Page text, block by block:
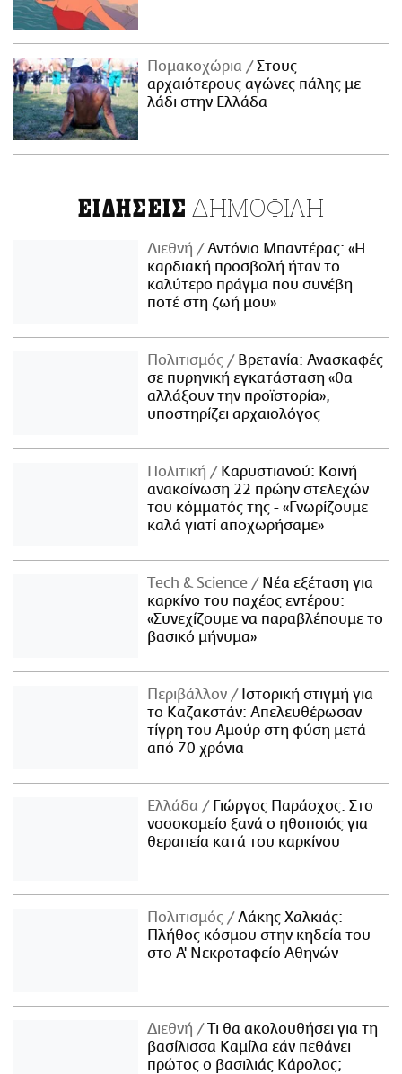
Πομακοχώρια
Στους
αρχαιότερους αγώνες πάλης με
λάδι στην Ελλάδα
ΕΙΔΗΣΕΙΣ ΔΗΜΟΦΙΛΗ
Διεθνή
Αντόνιο Μπαντέρας: «Η
καρδιακή προσβολή ήταν το
καλύτερο πράγμα που συνέβη
ποτέ στη ζωή μου»
Πολιτισμός
Βρετανία: Ανασκαφές
σε πυρηνική εγκατάσταση «θα
αλλάξουν την προϊστορία»,
υποστηρίζει αρχαιολόγος
Πολιτική
Καρυστιανού: Κοινή
ανακοίνωση 22 πρώην στελεχών
του κόμματός της - «Γνωρίζουμε
καλά γιατί αποχωρήσαμε»
Τech & Science
Νέα εξέταση για
καρκίνο του παχέος εντέρου:
«Συνεχίζουμε να παραβλέπουμε το
βασικό μήνυμα»
Περιβάλλον
Ιστορική στιγμή για
το Καζακστάν: Απελευθέρωσαν
τίγρη του Αμούρ στη φύση μετά
από 70 χρόνια
Ελλάδα
Γιώργος Παράσχος: Στο
νοσοκομείο ξανά ο ηθοποιός για
θεραπεία κατά του καρκίνου
Πολιτισμός
Λάκης Χαλκιάς:
Πλήθος κόσμου στην κηδεία του
στο Α' Νεκροταφείο Αθηνών
Διεθνή
Τι θα ακολουθήσει για τη
βασίλισσα Καμίλα εάν πεθάνει
πρώτος ο βασιλιάς Κάρολος;